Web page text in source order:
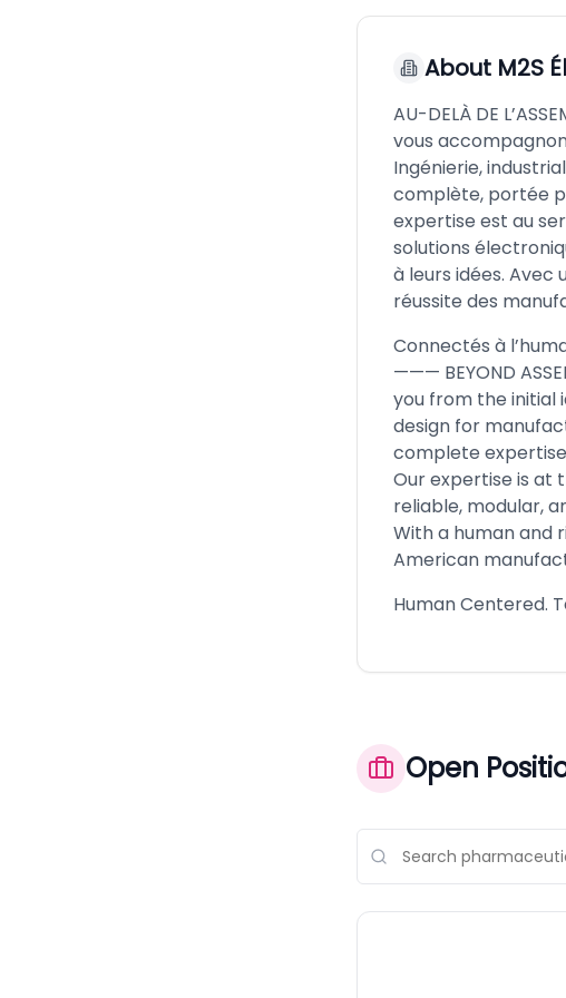
About M2S
AU-DELÀ DE
vous
Ingénierie,
complète, portée
expertise est au
solutions
à leurs idées.
réussite des
Connectés à
——— BEYOND
you from the initial
design for
complete
Our expertise is at
reliable, modular,
With a human and
American
Human Centered.
Open